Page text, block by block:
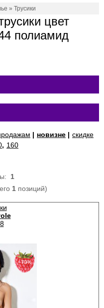
» Трусики
цвет
полиамид
| новизне | скидке
, 160
1
1позиций)
−70%